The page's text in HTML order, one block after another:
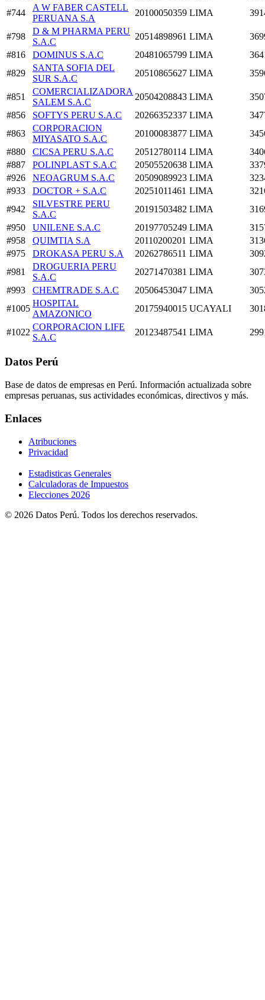
#744
A W FABER CASTELL
PERUANA S.A
20100050359 LIMA
#798
D & M PHARMA PERU
S.A.C
20514898961 LIMA
#816
DOMINUS S.A.C 20481065799 LIMA
#829
SANTA SOFIA DEL
SUR S.A.C
20510865627 LIMA
#851
COMERCIALIZADORA
SALEM S.A.C
20504208843 LIMA
#856
SOFTYS PERU S.A.C 20266352337 LIMA
#863
CORPORACION
MIYASATO S.A.C
20100083877 LIMA
#880
CICSA PERU S.A.C 20512780114 LIMA
#887
POLINPLAST S.A.C 20505520638 LIMA
#926
NEOAGRUM S.A.C 20509089923 LIMA
#933
DOCTOR + S.A.C 20251011461 LIMA
#942
SILVESTRE PERU
S.A.C
20191503482 LIMA
#950
UNILENE S.A.C 20197705249 LIMA
#958
QUIMTIA S.A 20110200201 LIMA
#975
DROKASA PERU S.A 20262786511 LIMA
#981
DROGUERIA PERU
S.A.C
20271470381 LIMA
#993
CHEMTRADE S.A.C 20506453047 LIMA
#1005
HOSPITAL
AMAZONICO
20175940015 UCAYALI
#1022
CORPORACION LIFE
S.A.C
20123487541 LIMA
Datos Perú
Base de datos de empresas en Perú. Información actualizada sobre
empresas peruanas, sus actividades económicas, directivos y más.
Enlaces
Atribuciones
Privacidad
Estadisticas Generales
Calculadoras de Impuestos
Elecciones 2026
© 2026 Datos Perú. Todos los derechos reservados.